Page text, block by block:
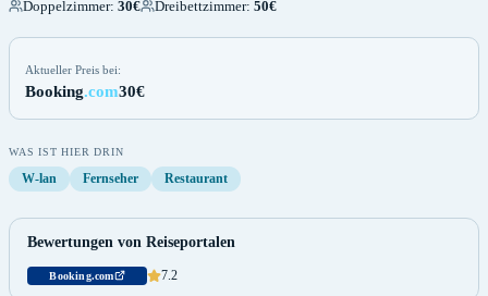
Doppelzimmer: 30€ Dreibettzimmer: 50€
Aktueller Preis bei:
Booking.com30€
WAS IST HIER DRIN
W-lan Fernseher Restaurant
Bewertungen von Reiseportalen
Booking.com 7.2